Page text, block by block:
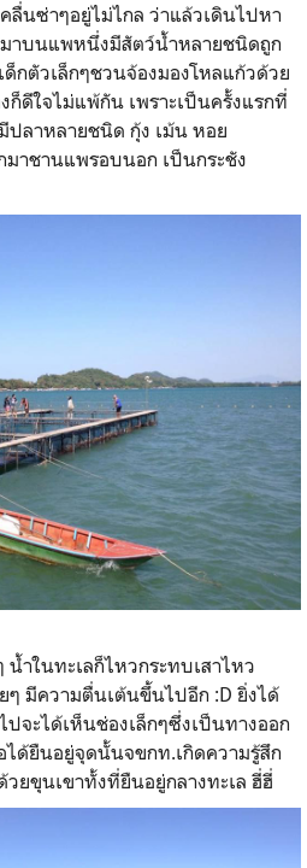
ลื่นซ่าๆอยู่ไม่ไกล ว่าแล้วเดินไปหา
าบนแพหนึ่งมีสัตว์น้ำหลายชนิดถูก
ด็กตัวเล็กๆชวนจ้องมองโหลแก้วด้วย
ก็ดีใจไม่แพ้กัน เพราะเป็นครั้งแรกที่
ลาหลายชนิด กุ้ง เม้น หอย
าชานแพรอบนอก เป็นกระชัง
นทะเลก็ไหวกระทบเสาไหว
ๆ มีความตื่นเต้นขึ้นไปอีก :D ยิ่งได้
จะได้เห็นช่องเล็กๆซึ่งเป็นทางออก
ได้ยืนอยู่จุดนั้นจขกท.เกิดความรู้สึก
ยขุนเขาทั้งที่ยืนอยู่กลางทะเล ฮี่ฮี่